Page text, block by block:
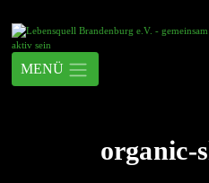
organic-